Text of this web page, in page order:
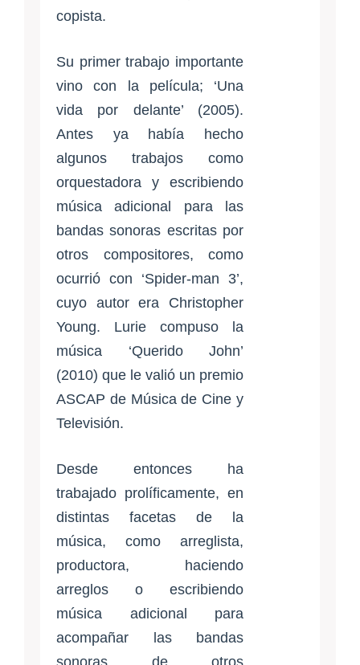
copista.
Su primer trabajo importante
vino con la película; ‘Una
vida por delante’ (2005).
Antes ya había hecho
algunos trabajos como
orquestadora y escribiendo
música adicional para las
bandas sonoras escritas por
otros compositores, como
ocurrió con ‘Spider-man 3’,
cuyo autor era Christopher
Young. Lurie compuso la
música ‘Querido John’
(2010) que le valió un premio
ASCAP de Música de Cine y
Televisión.
Desde entonces ha
trabajado prolíficamente, en
distintas facetas de la
música, como arreglista,
productora, haciendo
arreglos o escribiendo
música adicional para
acompañar las bandas
sonoras de otros